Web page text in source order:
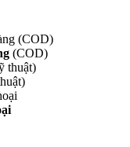
(COD)